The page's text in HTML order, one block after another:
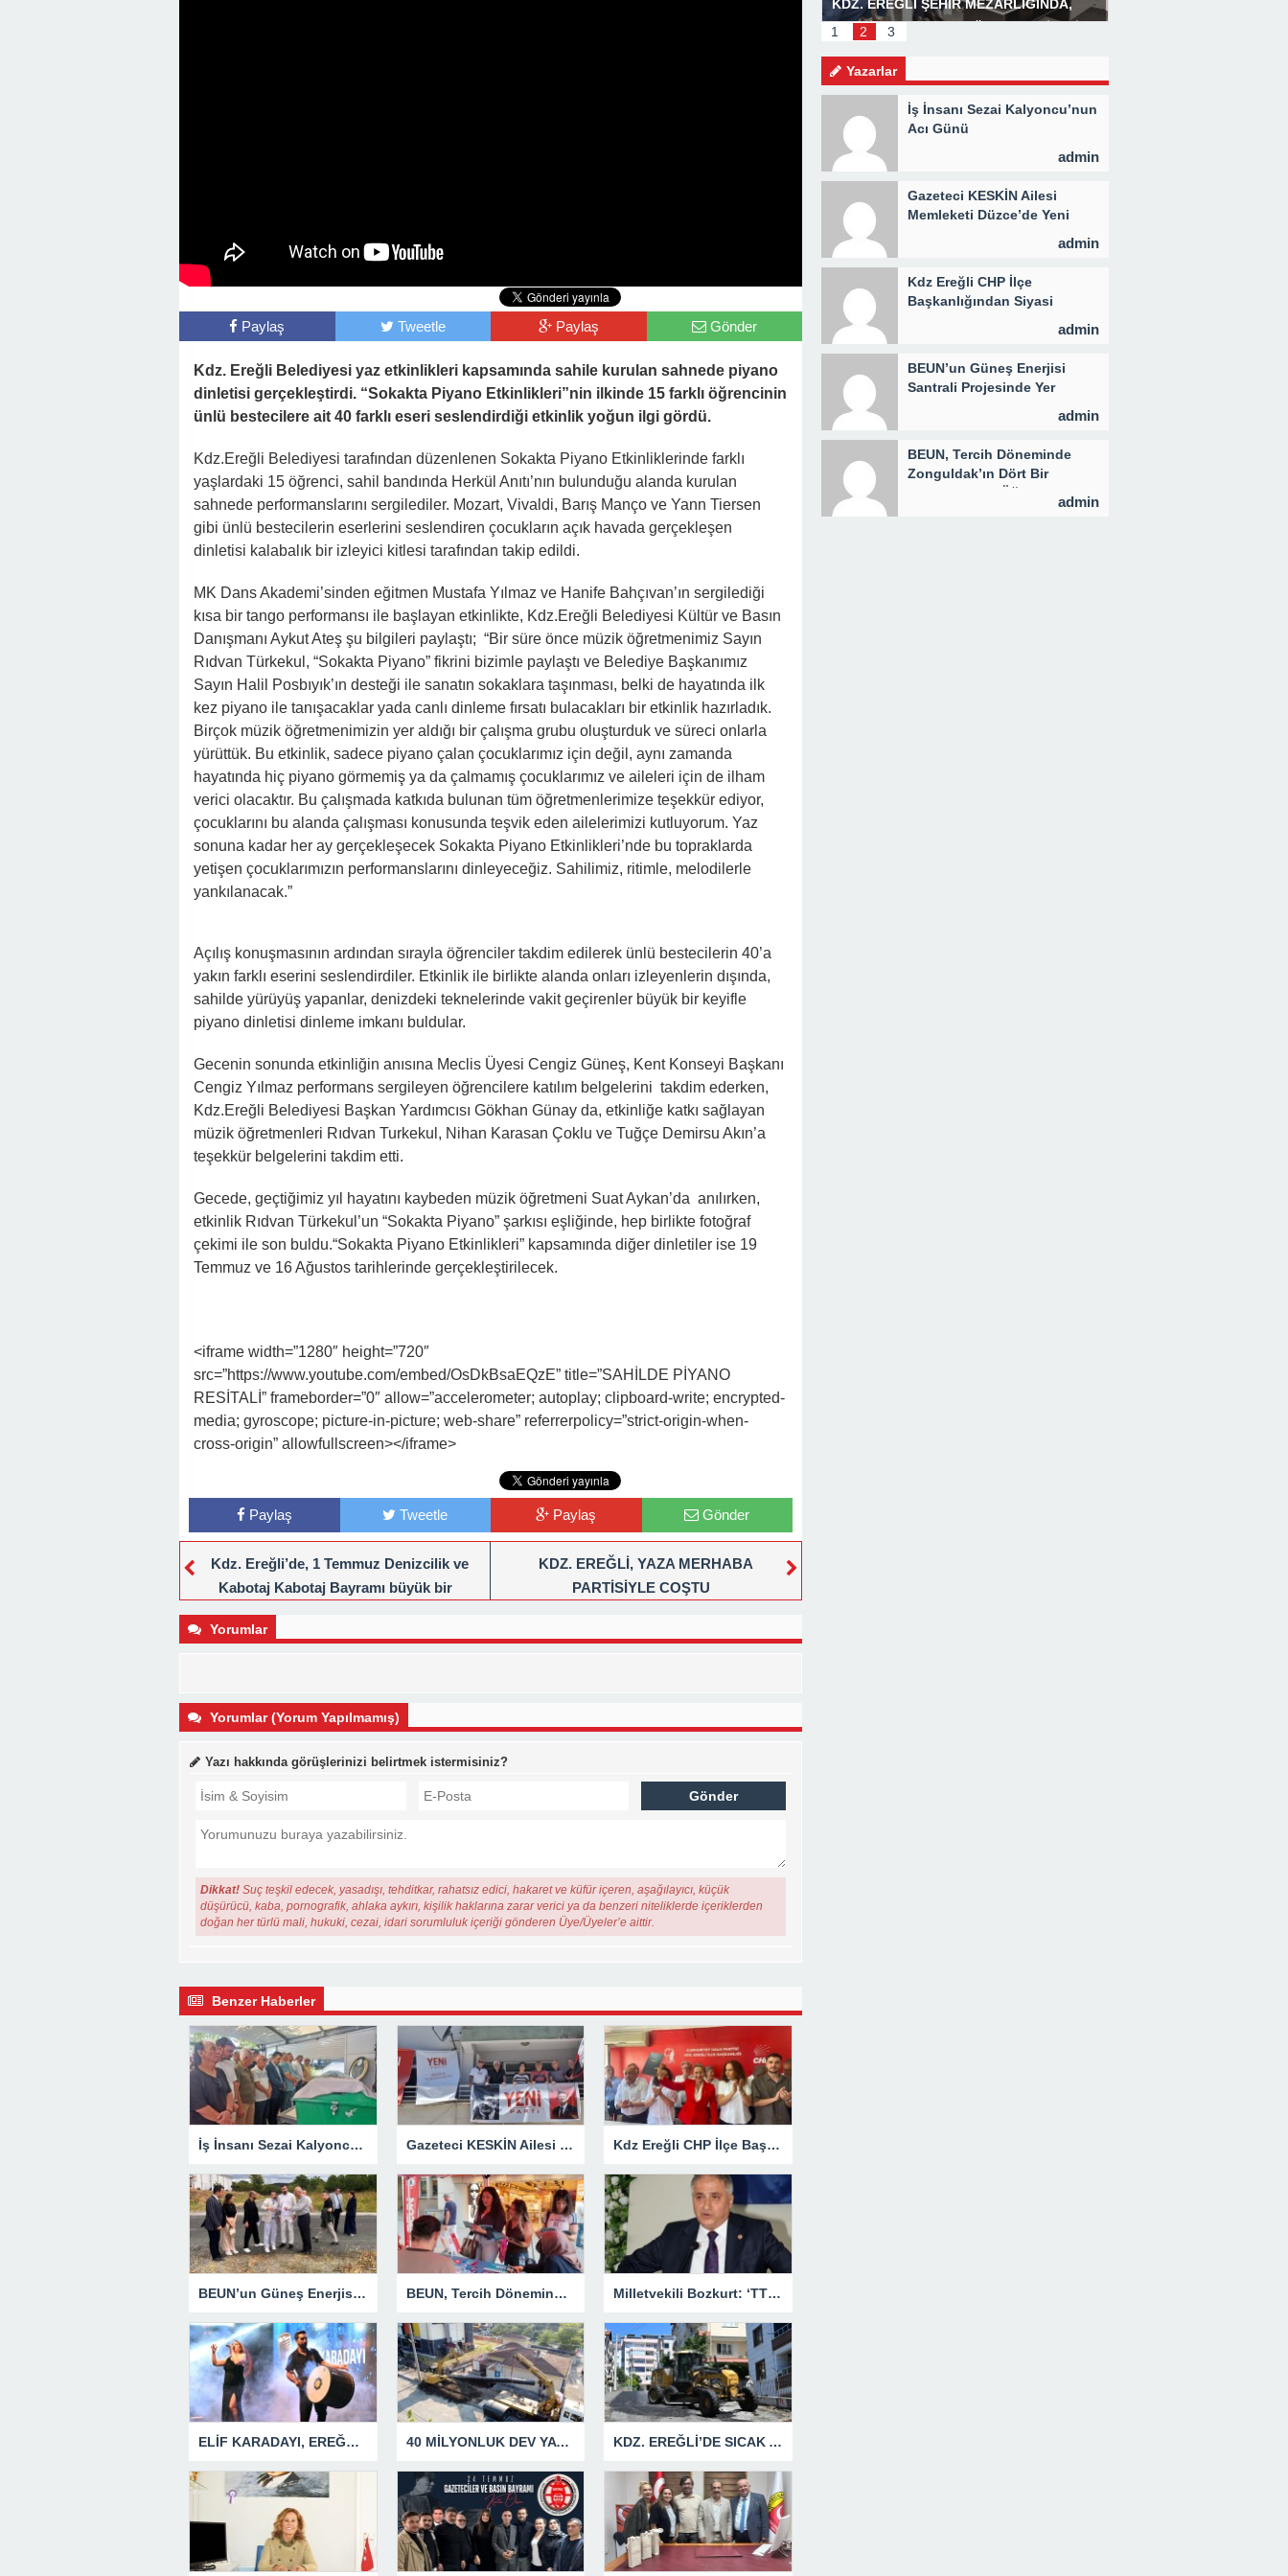
Paylaş Tweetle Paylaş Gönder
Kdz. Ereğli Belediyesi yaz etkinlikleri kapsamında sahile kurulan sahnede piyano
dinletisi gerçekleştirdi. “Sokakta Piyano Etkinlikleri”nin ilkinde 15 farklı öğrencinin
ünlü bestecilere ait 40 farklı eseri seslendirdiği etkinlik yoğun ilgi gördü.
Kdz.Ereğli Belediyesi tarafından düzenlenen Sokakta Piyano Etkinliklerinde farklı
yaşlardaki 15 öğrenci, sahil bandında Herkül Anıtı’nın bulunduğu alanda kurulan
sahnede performanslarını sergilediler. Mozart, Vivaldi, Barış Manço ve Yann Tiersen
gibi ünlü bestecilerin eserlerini seslendiren çocukların açık havada gerçekleşen
dinletisi kalabalık bir izleyici kitlesi tarafından takip edildi.
MK Dans Akademi’sinden eğitmen Mustafa Yılmaz ve Hanife Bahçıvan’ın sergilediği
kısa bir tango performansı ile başlayan etkinlikte, Kdz.Ereğli Belediyesi Kültür ve Basın
Danışmanı Aykut Ateş şu bilgileri paylaştı; “Bir süre önce müzik öğretmenimiz Sayın
Rıdvan Türkekul, “Sokakta Piyano” fikrini bizimle paylaştı ve Belediye Başkanımız
Sayın Halil Posbıyık’ın desteği ile sanatın sokaklara taşınması, belki de hayatında ilk
kez piyano ile tanışacaklar yada canlı dinleme fırsatı bulacakları bir etkinlik hazırladık.
Birçok müzik öğretmenimizin yer aldığı bir çalışma grubu oluşturduk ve süreci onlarla
yürüttük. Bu etkinlik, sadece piyano çalan çocuklarımız için değil, aynı zamanda
hayatında hiç piyano görmemiş ya da çalmamış çocuklarımız ve aileleri için de ilham
verici olacaktır. Bu çalışmada katkıda bulunan tüm öğretmenlerimize teşekkür ediyor,
çocuklarını bu alanda çalışması konusunda teşvik eden ailelerimizi kutluyorum. Yaz
sonuna kadar her ay gerçekleşecek Sokakta Piyano Etkinlikleri’nde bu topraklarda
yetişen çocuklarımızın performanslarını dinleyeceğiz. Sahilimiz, ritimle, melodilerle
yankılanacak.”
Açılış konuşmasının ardından sırayla öğrenciler takdim edilerek ünlü bestecilerin 40’a
yakın farklı eserini seslendirdiler. Etkinlik ile birlikte alanda onları izleyenlerin dışında,
sahilde yürüyüş yapanlar, denizdeki teknelerinde vakit geçirenler büyük bir keyifle
piyano dinletisi dinleme imkanı buldular.
Gecenin sonunda etkinliğin anısına Meclis Üyesi Cengiz Güneş, Kent Konseyi Başkanı
Cengiz Yılmaz performans sergileyen öğrencilere katılım belgelerini takdim ederken,
Kdz.Ereğli Belediyesi Başkan Yardımcısı Gökhan Günay da, etkinliğe katkı sağlayan
müzik öğretmenleri Rıdvan Turkekul, Nihan Karasan Çoklu ve Tuğçe Demirsu Akın’a
teşekkür belgelerini takdim etti.
Gecede, geçtiğimiz yıl hayatını kaybeden müzik öğretmeni Suat Aykan’da anılırken,
etkinlik Rıdvan Türkekul’un “Sokakta Piyano” şarkısı eşliğinde, hep birlikte fotoğraf
çekimi ile son buldu.“Sokakta Piyano Etkinlikleri” kapsamında diğer dinletiler ise 19
Temmuz ve 16 Ağustos tarihlerinde gerçekleştirilecek.
<iframe width=”1280″ height=”720″
src=”https://www.youtube.com/embed/OsDkBsaEQzE” title=”SAHİLDE PİYANO
RESİTALİ” frameborder=”0″ allow=”accelerometer; autoplay; clipboard-write; encrypted-
media; gyroscope; picture-in-picture; web-share” referrerpolicy=”strict-origin-when-
cross-origin” allowfullscreen></iframe>
Paylaş Tweetle Paylaş Gönder
Kdz. Ereğli’de, 1 Temmuz Denizcilik ve
Kabotaj Kabotaj Bayramı büyük bir
coşkuyla kutlandı.
KDZ. EREĞLİ, YAZA MERHABA
PARTİSİYLE COŞTU
Yorumlar
Yorumlar (Yorum Yapılmamış)
Yazı hakkında görüşlerinizi belirtmek istermisiniz?
Dikkat! Suç teşkil edecek, yasadışı, tehditkar, rahatsız edici, hakaret ve küfür içeren, aşağılayıcı, küçük
düşürücü, kaba, pornografik, ahlaka aykırı, kişilik haklarına zarar verici ya da benzeri niteliklerde içeriklerden
doğan her türlü mali, hukuki, cezai, idari sorumluluk içeriği gönderen Üye/Üyeler’e aittir.
Benzer Haberler
İş İnsanı Sezai Kalyoncu’nun Acı Günü Gazeteci KESKİN Ailesi Memleketi Düzce’de Yeni Parti Binasını Ziyaret Etti Kdz Ereğli CHP İlçe Başkanlığından Siyasi Açıklama
BEUN’un Güneş Enerjisi Santrali Projesinde Yer Teslimi Gerçekleştirildi BEUN, Tercih Döneminde Zonguldak’ın Dört Bir Yanında Aday Öğrencilerle Buluşuyor Milletvekili Bozkurt: ‘TTK kesinlikle özelleşmeyecek’
ELİF KARADAYI, EREĞLİLİLERİ COŞTURDU 40 MİLYONLUK DEV YATIRIMDA İLK ETAP TAMAMLANDI KDZ. EREĞLİ’DE SICAK ASFALT ÇALIŞMALARI KESİNTİSİZ SÜRÜYOR
KDZ. EREĞLİ ŞEHİR MEZARLIĞINDA,
MEVLİD PROGRAMI DÜZENLENDİ 3 BİN
1
2 3
Yazarlar
İş İnsanı Sezai Kalyoncu’nun
Acı Günü
admin
Gazeteci KESKİN Ailesi
Memleketi Düzce’de Yeni
admin
Kdz Ereğli CHP İlçe
Başkanlığından Siyasi
admin
BEUN’un Güneş Enerjisi
Santrali Projesinde Yer
admin
BEUN, Tercih Döneminde
Zonguldak’ın Dört Bir
Yanında Aday Öğrencilerle
admin